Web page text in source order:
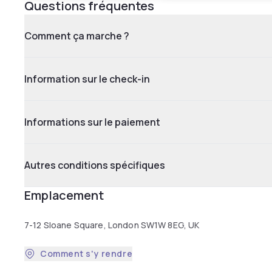
Questions fréquentes
Comment ça marche ?
Information sur le check-in
Informations sur le paiement
Autres conditions spécifiques
Emplacement
7-12 Sloane Square, London SW1W 8EG, UK
Comment s'y rendre